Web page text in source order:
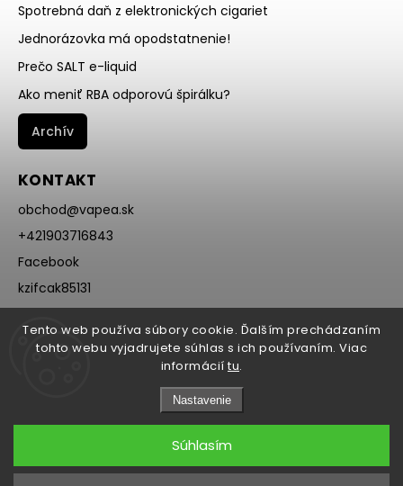
Tento web používa súbory cookie. Ďalším prechádzaním
tohto webu vyjadrujete súhlas s ich používaním. Viac
informácií tu.
Nastavenie
Súhlasím
Spotrebná daň z elektronických cigariet
Jednorázovka má opodstatnenie!
Prečo SALT e-liquid
Ako meniť RBA odporovú špirálku?
Archív
KONTAKT
obchod@vapea.sk
+421903716843
Facebook
kzifcak85131
Instagram
@vapea.slovensko
Copyright 2026VAPEA.sk. Všetky práva vyhradené.